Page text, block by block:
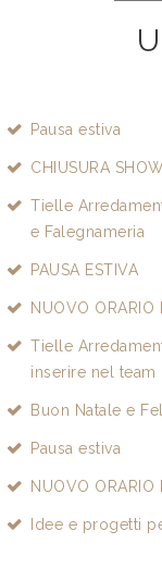
Pausa estiva
CHIUSURA
Tielle
e Falegnameria
PAUSA ESTIVA
NUOVO ORARIO
Tielle
inserire nel team
Buon Natale e
Pausa estiva
NUOVO ORARIO
Idee e progetti